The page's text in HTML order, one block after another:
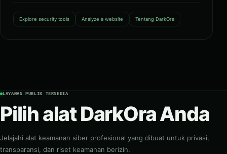
Explore security tools Analyze a website Tentang DarkOra
LAYANAN PUBLIK TERSEDIA
Pilih alat DarkOra Anda
Jelajahi alat keamanan siber profesional yang dibuat untuk privasi,
transparansi, dan riset keamanan berizin.